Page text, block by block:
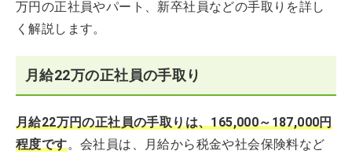
万円の正社員やパート、新卒社員などの手取りを詳し
く解説します。
月給22万の正社員の手取り
月給22万円の正社員の手取りは、165,000～187,000円
程度です。会社員は、月給から税金や社会保険料など